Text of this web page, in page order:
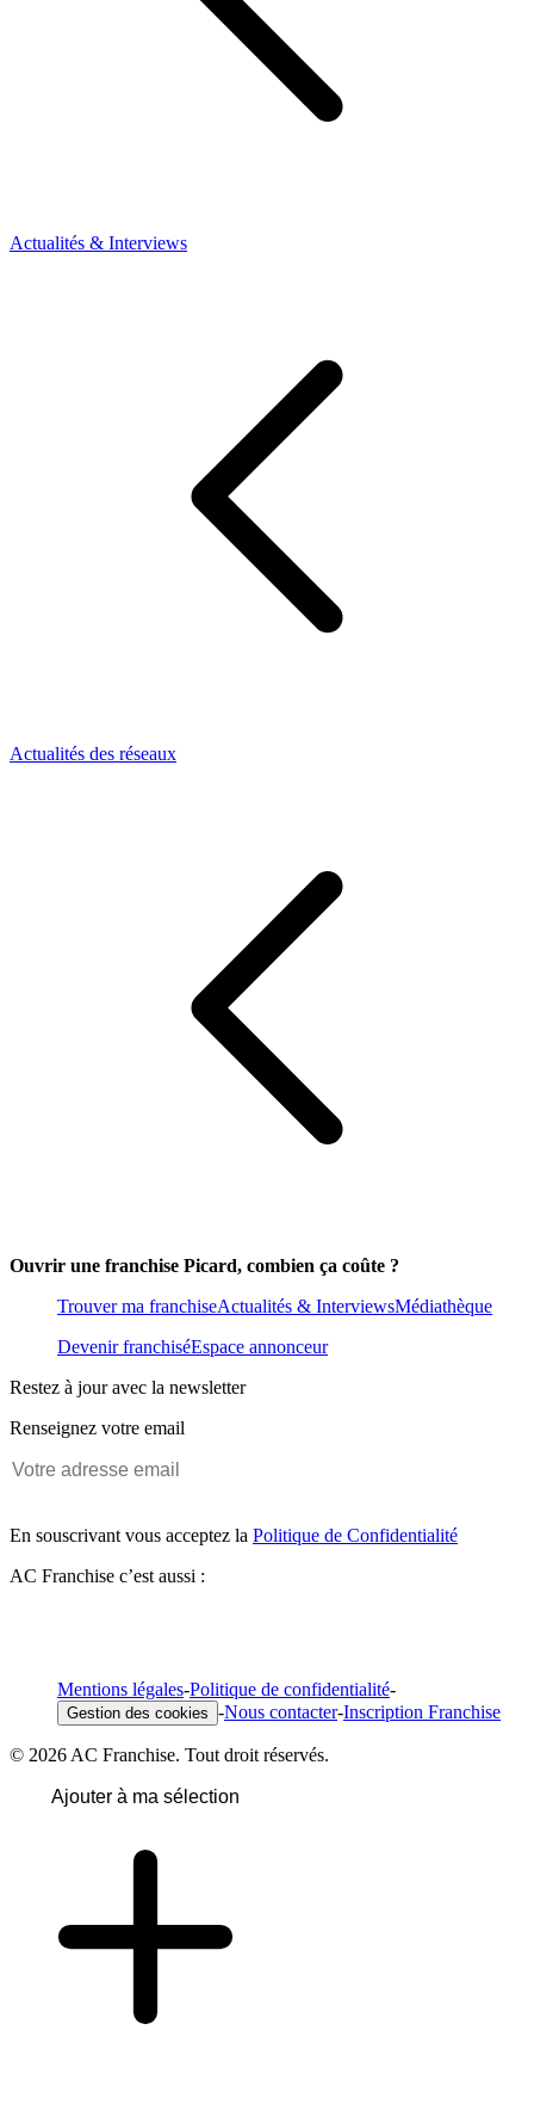
Actualités & Interviews
Actualités des réseaux
Ouvrir une franchise Picard, combien ça coûte ?
Trouver ma franchiseActualités & InterviewsMédiathèque
Devenir franchiséEspace annonceur
Restez à jour avec la newsletter
Renseignez votre email
En souscrivant vous acceptez la Politique de Confidentialité
AC Franchise c’est aussi :
Mentions légales-Politique de confidentialité-
Gestion des cookies -Nous contacter-Inscription Franchise
© 2026 AC Franchise. Tout droit réservés.
Ajouter à ma sélection